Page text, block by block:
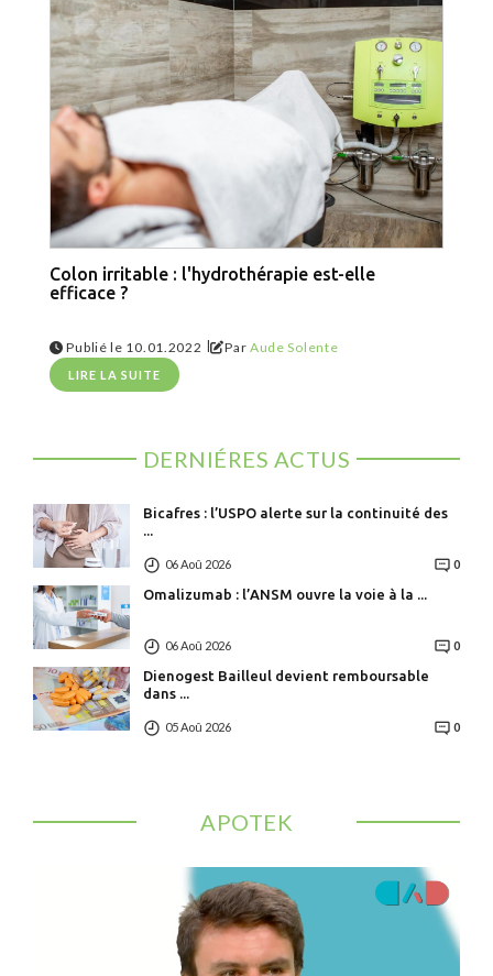
Colon irritable : l'hydrothérapie est-elle
efficace ?
Publié le 10.01.2022 | Par Aude Solente
LIRE LA SUITE
DERNIÉRES ACTUS
Bicafres : l’USPO alerte sur la continuité des
...
06 Aoû 2026 0
Omalizumab : l’ANSM ouvre la voie à la ...
06 Aoû 2026 0
Dienogest Bailleul devient remboursable
dans ...
05 Aoû 2026 0
APOTEK